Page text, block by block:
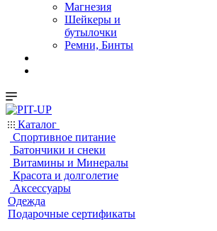
Магнезия
Шейкеры и
бутылочки
Ремни, Бинты
Каталог
Спортивное питание
Батончики и снеки
Витамины и Минералы
Красота и долголетие
Аксессуары
Одежда
Подарочные сертификаты